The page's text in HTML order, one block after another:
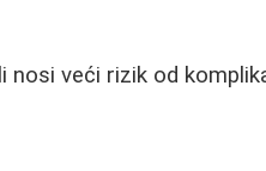
veći rizik od